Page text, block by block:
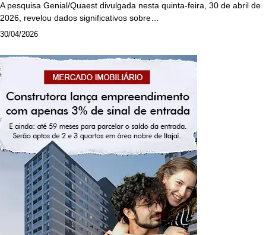
A pesquisa Genial/Quaest divulgada nesta quinta-feira, 30 de abril de
2026, revelou dados significativos sobre…
30/04/2026